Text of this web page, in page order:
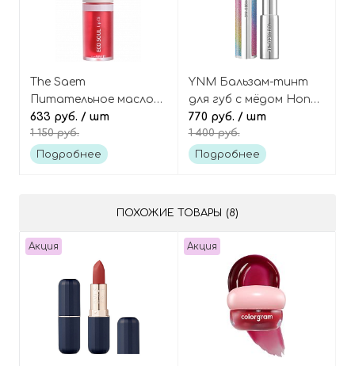
The Saem
Питательное масло
для губ с ягодами Eco
soul lip oil
633 руб. / шт
1 150 руб.
Подробнее
YNM Бальзам-тинт
для губ с мёдом Honey
lip balm rainbow
770 руб. / шт
1 400 руб.
Подробнее
ПОХОЖИЕ ТОВАРЫ (8)
Акция Акция